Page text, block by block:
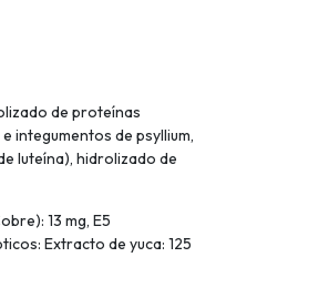
de proteínas
integumentos de psyllium,
luteína), hidrolizado de
13 mg, E5
Extracto de yuca: 125